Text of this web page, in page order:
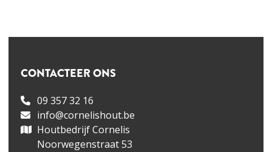
CONTACTEER ONS
09 357 32 16
info@cornelishout.be
Houtbedrijf Cornelis
Noorwegenstraat 53